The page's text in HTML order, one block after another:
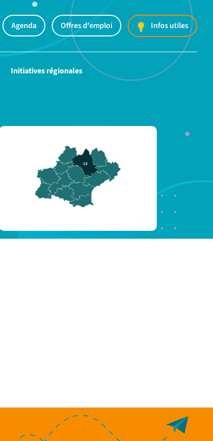
Agenda Offres d'emploi Infos utiles
Initiatives régionales